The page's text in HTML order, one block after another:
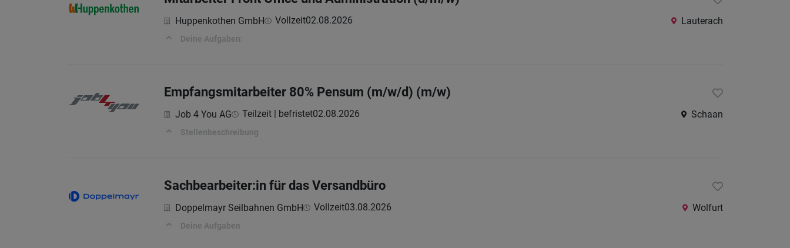
Huppenkothen GmbH Vollzeit02.08.2026 Lauterach
Deine Aufgaben:
Empfangsmitarbeiter 80% Pensum (m/w/d) (m/w)
Job 4 You AG Teilzeit | befristet02.08.2026 Schaan
Stellenbeschreibung
Sachbearbeiter:in für das Versandbüro
Doppelmayr Seilbahnen GmbH Vollzeit03.08.2026 Wolfurt
Deine Aufgaben